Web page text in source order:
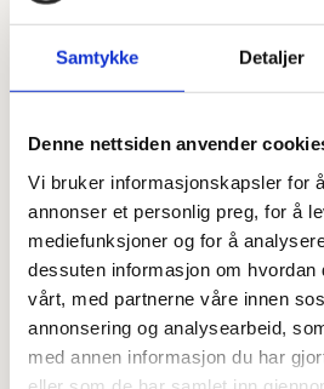
Samtykke Detaljer
Denne nettsiden anvender
Vi bruker informasjonskapsler for
annonser et personlig preg, for å
mediefunksjoner og for å
dessuten informasjon om hvordan
vårt, med partnerne våre innen
annonsering og analysearbeid,
med annen informasjon du har
150 g helmelk
3 egg
sesamfrø
Dette gjør du:
1. Lag tangzhong ved å blande 30 g av
helmelk i en kjele. Varm opp til en tykk
skal ikke koke, men skal bli ordentlig tykk.
2. Bland sammen resten av posen med
rårørsukker (hvis du bruker) i en bakebolle.
melk, honning (hvis du bruker) og eggene